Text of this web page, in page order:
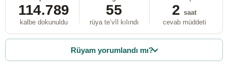
114.789
kalbe dokunuldu
55
rüya te’vîl kılındı
2 saat
cevab müddeti
Rüyam yorumlandı mı?